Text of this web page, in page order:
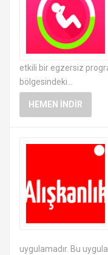
etkili bir egzersiz
bölgesindeki...
HEMEN İNDIR
uygulamadır. Bu